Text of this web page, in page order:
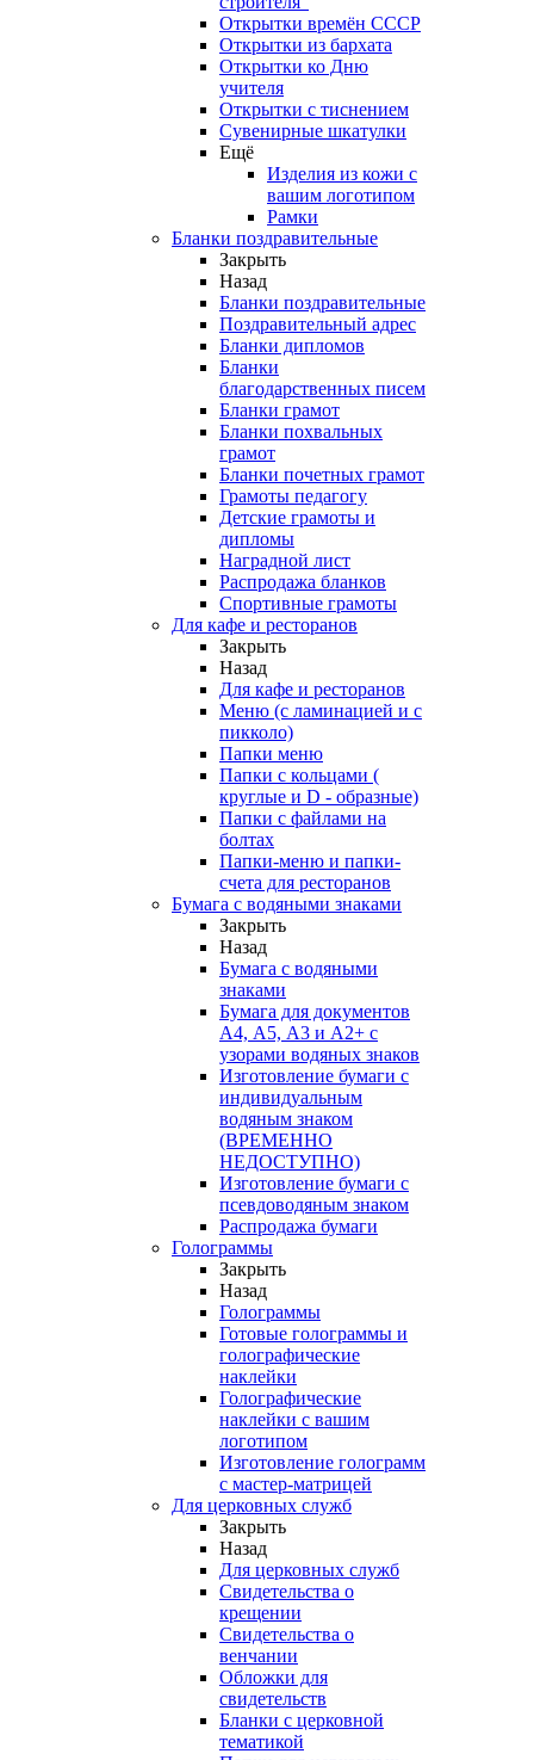
Открытки времён СССР
Открытки из бархата
Открытки ко Дню
учителя
Открытки с тиснением
Сувенирные шкатулки
Ещё
Изделия из кожи с
вашим логотипом
Рамки
Бланки поздравительные
Закрыть
Назад
Бланки поздравительные
Поздравительный адрес
Бланки дипломов
Бланки
благодарственных писем
Бланки грамот
Бланки похвальных
грамот
Бланки почетных грамот
Грамоты педагогу
Детские грамоты и
дипломы
Наградной лист
Распродажа бланков
Спортивные грамоты
Для кафе и ресторанов
Закрыть
Назад
Для кафе и ресторанов
Меню (с ламинацией и с
пикколо)
Папки меню
Папки с кольцами (
круглые и D - образные)
Папки с файлами на
болтах
Папки-меню и папки-
счета для ресторанов
Бумага с водяными знаками
Закрыть
Назад
Бумага с водяными
знаками
Бумага для документов
А4, А5, А3 и А2+ с
узорами водяных знаков
Изготовление бумаги с
индивидуальным
водяным знаком
(ВРЕМЕННО
НЕДОСТУПНО)
Изготовление бумаги с
псевдоводяным знаком
Распродажа бумаги
Голограммы
Закрыть
Назад
Голограммы
Готовые голограммы и
голографические
наклейки
Голографические
наклейки с вашим
логотипом
Изготовление голограмм
с мастер-матрицей
Для церковных служб
Закрыть
Назад
Для церковных служб
Свидетельства о
крещении
Свидетельства о
венчании
Обложки для
свидетельств
Бланки с церковной
тематикой